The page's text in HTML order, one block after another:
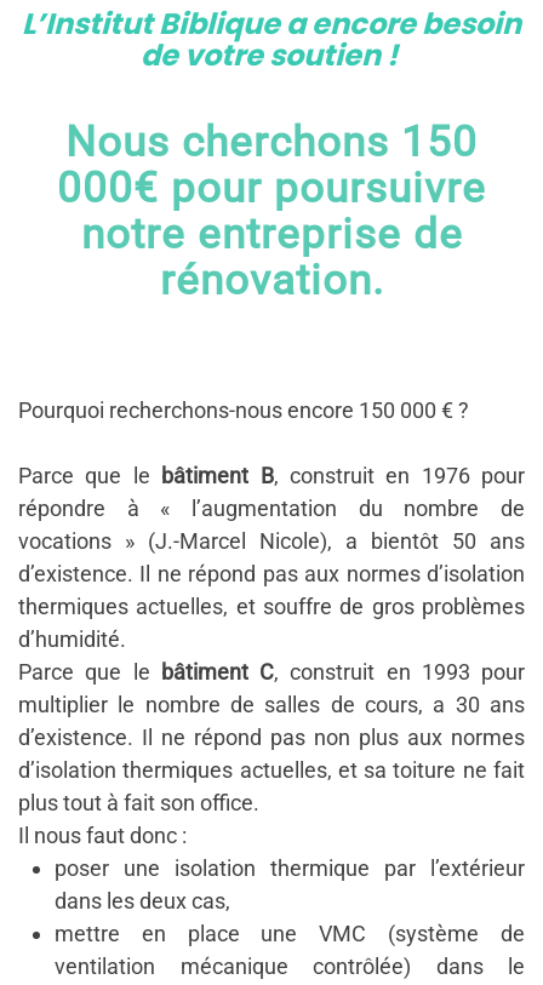
L’Institut Biblique a encore besoin
de votre soutien !
Nous cherchons 150
000€ pour poursuivre
notre entreprise de
rénovation.
Pourquoi recherchons-nous encore 150 000 € ?
Parce que le bâtiment B, construit en 1976 pour
répondre à « l’augmentation du nombre de
vocations » (J.-Marcel Nicole), a bientôt 50 ans
d’existence. Il ne répond pas aux normes d’isolation
thermiques actuelles, et souffre de gros problèmes
d’humidité.
Parce que le bâtiment C, construit en 1993 pour
multiplier le nombre de salles de cours, a 30 ans
d’existence. Il ne répond pas non plus aux normes
d’isolation thermiques actuelles, et sa toiture ne fait
plus tout à fait son office.
Il nous faut donc :
poser une isolation thermique par l’extérieur
dans les deux cas,
mettre en place une VMC (système de
ventilation mécanique contrôlée) dans le